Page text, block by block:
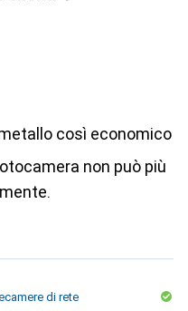
così economico
non può più
di rete